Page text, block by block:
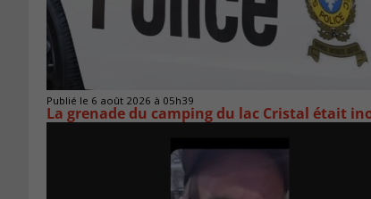
Publié le 6 août 2026 à 05h39
La grenade du camping du lac Cristal était